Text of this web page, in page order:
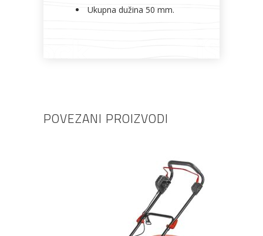
Ukupna dužina 50 mm.
POVEZANI PROIZVODI